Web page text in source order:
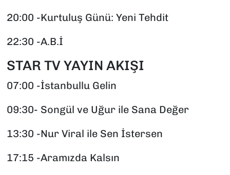
20:00 -Kurtuluş Günü: Yeni Tehdit
22:30 -A.B.İ
STAR TV YAYIN AKIŞI
07:00 -İstanbullu Gelin
09:30- Songül ve Uğur ile Sana Değer
13:30 -Nur Viral ile Sen İstersen
17:15 -Aramızda Kalsın